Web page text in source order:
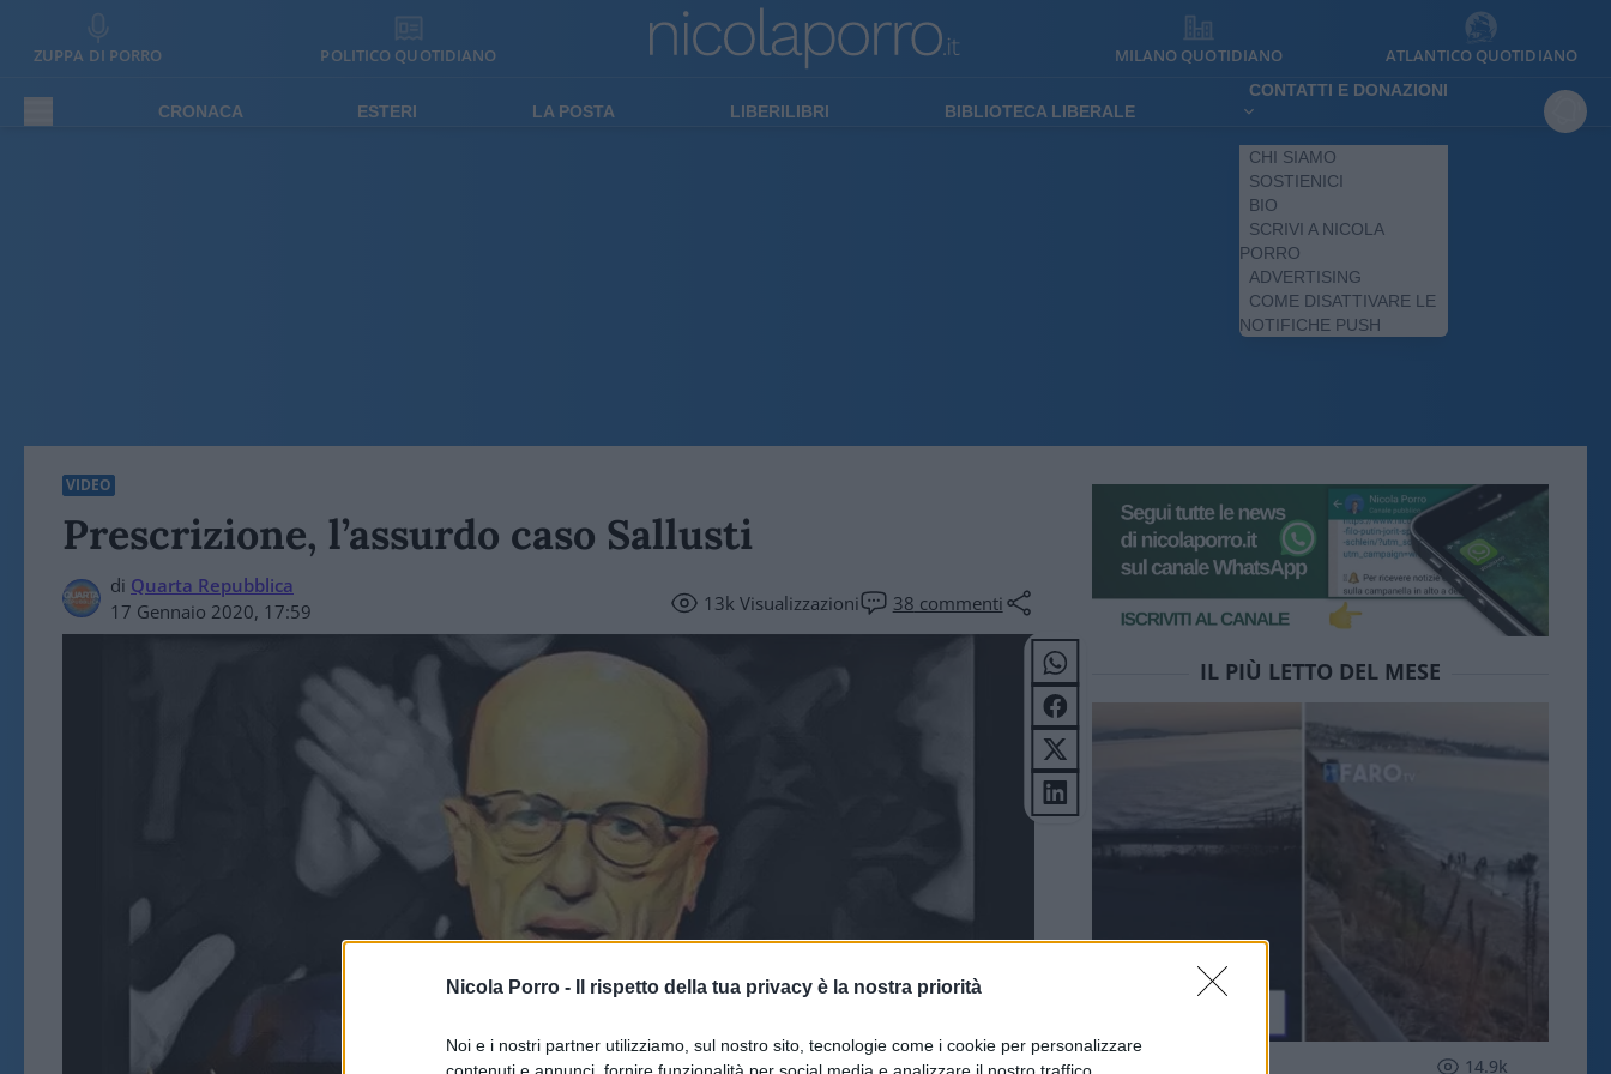
Nicola Porro - Il rispetto della tua privacy è la nostra priorità
Noi e i nostri partner utilizziamo, sul nostro sito, tecnologie come i cookie per personalizzare
ZUPPA DI PORRO POLITICO QUOTIDIANO MILANO QUOTIDIANO ATLANTICO QUOTIDIANO
CRONACA ESTERI LA POSTA LIBERILIBRI BIBLIOTECA LIBERALE
CONTATTI E DONAZIONI
CHI SIAMO
SOSTIENICI
BIO
SCRIVI A NICOLA
PORRO
ADVERTISING
COME DISATTIVARE LE
NOTIFICHE PUSH
VIDEO
Prescrizione, l’assurdo caso Sallusti
di Quarta Repubblica
17 Gennaio 2020, 17:59
13kVisualizzazioni 38 commenti
IL PIÙ LETTO DEL MESE
ESTERI 14.9k